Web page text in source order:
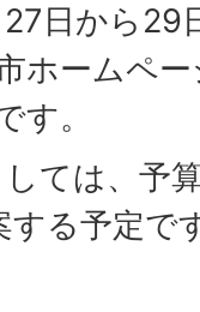
日から29
ホームペ
す。
ては、予
る予定で